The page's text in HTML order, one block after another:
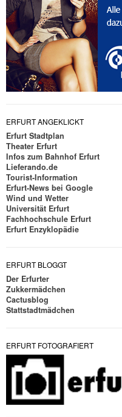
ERFURT ANGEKLICKT
Erfurt Stadtplan
Theater Erfurt
Infos zum Bahnhof Erfurt
Lieferando.de
Tourist-Information
Erfurt-News bei Google
Wind und Wetter
Universität Erfurt
Fachhochschule Erfurt
Erfurt Enzyklopädie
ERFURT BLOGGT
Der Erfurter
Zukkermädchen
Cactusblog
Stattstadtmädchen
ERFURT FOTOGRAFIERT